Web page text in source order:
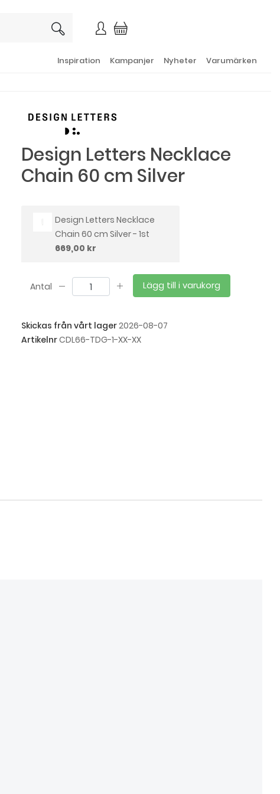
Inspiration Kampanjer Nyheter Varumärken
Design Letters Necklace
Chain 60 cm Silver
Design Letters Necklace
Chain 60 cm Silver - 1st
669,00 kr
Antal Lägg till i varukorg
Skickas från vårt lager2026-08-07
ArtikelnrCDL66-TDG-1-XX-XX